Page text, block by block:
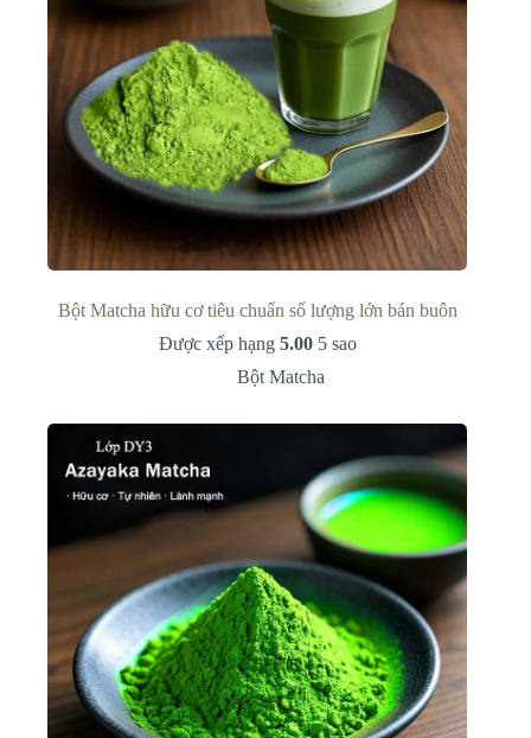
Bột Matcha hữu cơ tiêu chuẩn số lượng lớn bán buôn
Được xếp hạng 5.005 sao
Bột Matcha